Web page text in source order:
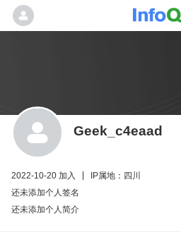
Geek_c4eaad
2022-10-20 加入
IP属地：四川
还未添加个人签名
还未添加个人简介